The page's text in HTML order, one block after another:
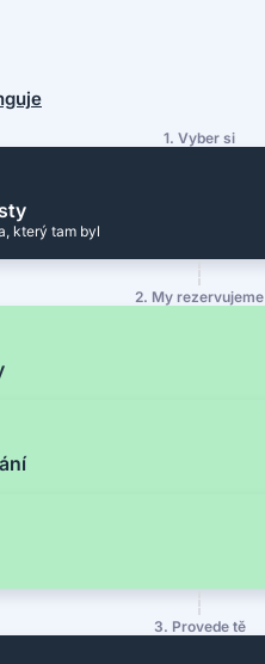
1. Vyber si
který tam byl
2. My rezervujeme
3. Provede tě